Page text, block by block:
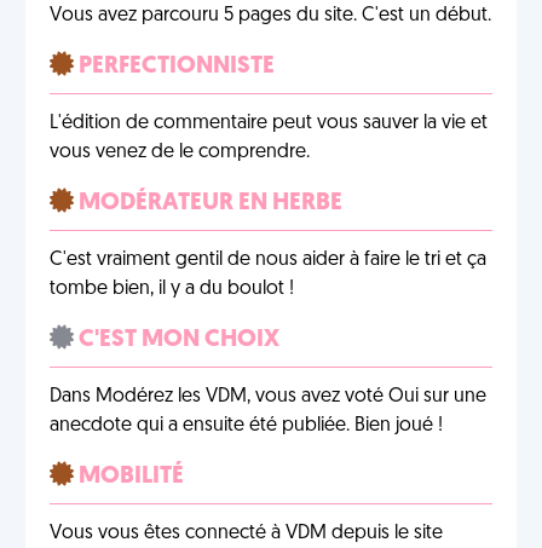
Vous avez parcouru 5 pages du site. C'est un début.
PERFECTIONNISTE
L'édition de commentaire peut vous sauver la vie et
vous venez de le comprendre.
MODÉRATEUR EN HERBE
C'est vraiment gentil de nous aider à faire le tri et ça
tombe bien, il y a du boulot !
C'EST MON CHOIX
Dans Modérez les VDM, vous avez voté Oui sur une
anecdote qui a ensuite été publiée. Bien joué !
MOBILITÉ
Vous vous êtes connecté à VDM depuis le site